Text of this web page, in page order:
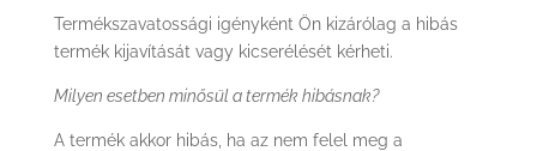
Termékszavatossági igényként Ön kizárólag a hibás
termék kijavítását vagy kicserélését kérheti.
Milyen esetben minősül a termék hibásnak?
A termék akkor hibás, ha az nem felel meg a